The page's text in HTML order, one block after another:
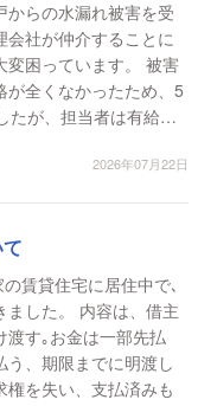
らの水漏れ被害を受
会社が仲介することに
変困っています。 被害
全くなかったため、5
たが、担当者は有給休
2026年07月22日
賃貸住宅に居住中で､
容は、借主
渡す｡お金は一部先払
、期限までに明渡し
を失い、支払済みも